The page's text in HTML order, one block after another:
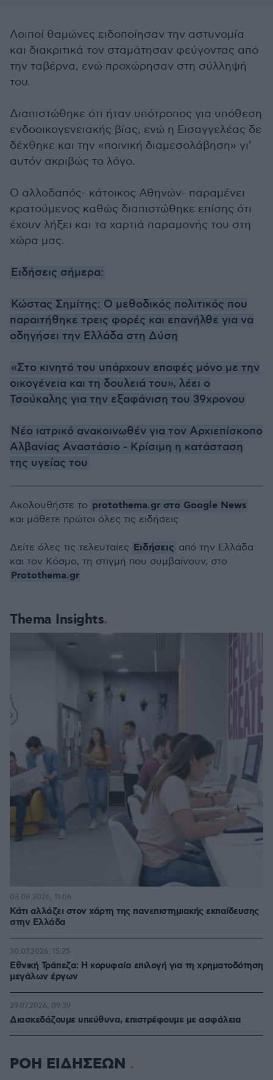
Λοιποί θαμώνες ειδοποίησαν την αστυνομία
και διακριτικά τον σταμάτησαν φεύγοντας από
την ταβέρνα, ενώ προχώρησαν στη σύλληψή
του.
Διαπιστώθηκε ότι ήταν υπότροπος για υπόθεση
ενδοοικογενειακής βίας, ενώ η Εισαγγελέας δε
δέχθηκε και την «ποινική διαμεσολάβηση» γι’
αυτόν ακριβώς το λόγο.
Ο αλλοδαπός- κάτοικος Αθηνών- παραμένει
κρατούμενος καθώς διαπιστώθηκε επίσης ότι
έχουν λήξει και τα χαρτιά παραμονής του στη
χώρα μας.
Ειδήσεις σήμερα:
Κώστας Σημίτης: O μεθοδικός πολιτικός που
παραιτήθηκε τρεις φορές και επανήλθε για να
οδηγήσει την Ελλάδα στη Δύση
«Στο κινητό του υπάρχουν επαφές μόνο με την
οικογένεια και τη δουλειά του», λέει ο
Τσούκαλης για την εξαφάνιση του 39χρονου
Nέο ιατρικό ανακοινωθέν για τον Αρχιεπίσκοπο
Αλβανίας Αναστάσιο - Κρίσιμη η κατάσταση
της υγείας του
Thema Insights
Κάτι αλλάζει στον χάρτη της πανεπιστημιακής εκπαίδευσης
στην Ελλάδα
03.08.2026, 11:06
Εθνική Τράπεζα: Η κορυφαία επιλογή για τη χρηματοδότηση
μεγάλων έργων
30.07.2026, 15:25
Διασκεδάζουμε υπεύθυνα, επιστρέφουμε με ασφάλεια
29.07.2026, 09:39
Ακολουθήστε το protothema.gr στο Google News
και μάθετε πρώτοι όλες τις ειδήσεις
Δείτε όλες τις τελευταίες Ειδήσεις από την Ελλάδα
και τον Κόσμο, τη στιγμή που συμβαίνουν, στο
Protothema.gr
ΡΟΗ ΕΙΔΗΣΕΩΝ